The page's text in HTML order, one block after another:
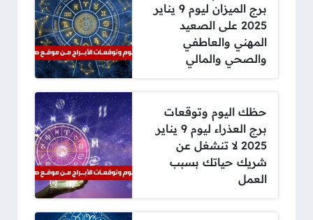
برج الميزان ليوم 9 يناير
2025 على الصعيد
المهني والعاطفي
والصحي والمالي
حظك اليوم وتوقعات
برج العذراء ليوم 9 يناير
2025 لا تنشغل عن
شريك حياتك بسبب
العمل